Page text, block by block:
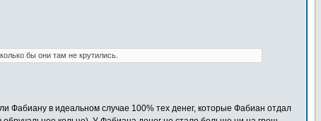
бы они там не крутились.
Фабиану в идеальном случае 100% тех денег, которые Фабиан отдал